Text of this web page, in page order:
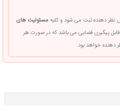
نظر دهنده ثبت می شود و کلیهمسئولیت های
پیگیری قضایی می باشد که در صورت هر
خواهد بود.